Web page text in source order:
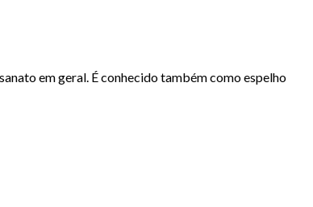
em geral. É conhecido também como espelho